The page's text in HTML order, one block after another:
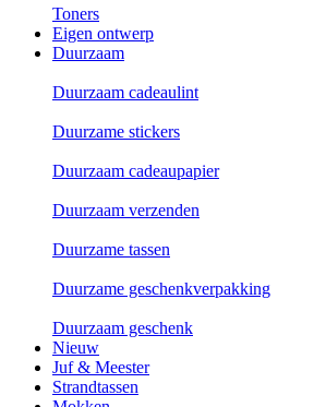
Toners
Eigen ontwerp
Duurzaam
Duurzaam cadeaulint
Duurzame stickers
Duurzaam cadeaupapier
Duurzaam verzenden
Duurzame tassen
Duurzame geschenkverpakking
Duurzaam geschenk
Nieuw
Juf & Meester
Strandtassen